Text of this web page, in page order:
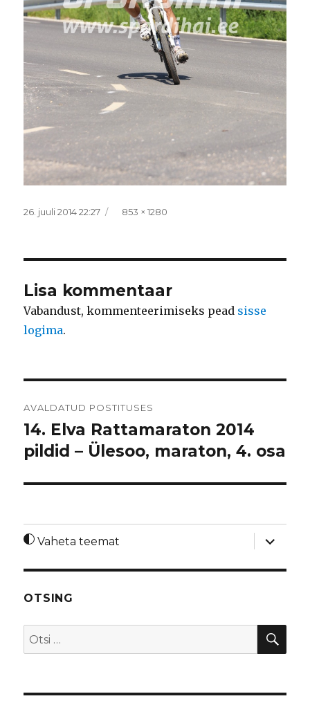
Postitatud
26. juuli 2014 22:27 Täissuurus
853 × 1280
Lisa kommentaar
Vabandust, kommenteerimiseks pead sisse
logima.
AVALDATUD POSTITUSES
14. Elva Rattamaraton 2014
pildid – Ülesoo, maraton, 4. osa
Vaheta teemat
laienda
OTSING
Otsi: